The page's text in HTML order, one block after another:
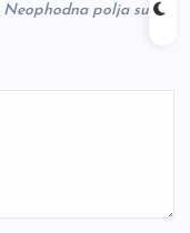
Neophodna polja su